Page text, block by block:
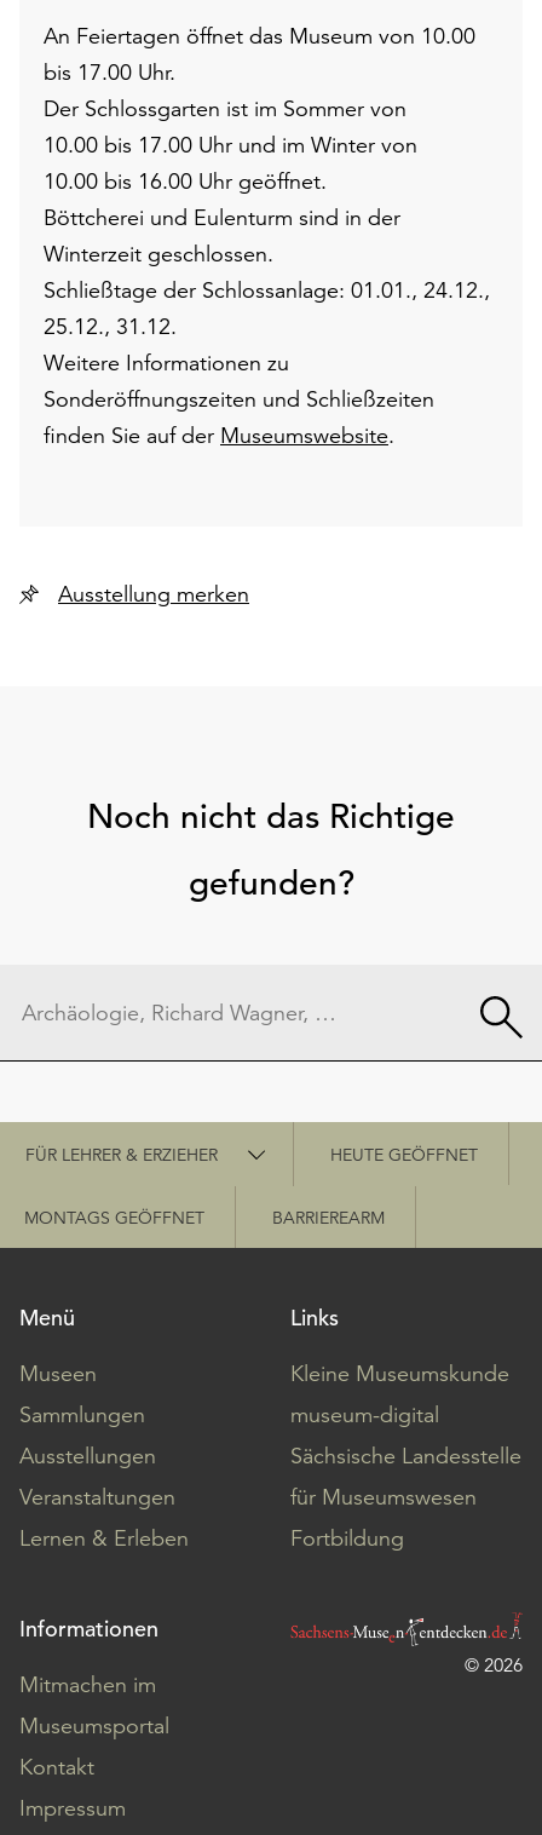
An Feiertagen öffnet das Museum von 10.00
bis 17.00 Uhr.
Der Schlossgarten ist im Sommer von
10.00 bis 17.00 Uhr und im Winter von
10.00 bis 16.00 Uhr geöffnet.
Böttcherei und Eulenturm sind in der
Winterzeit geschlossen.
Schließtage der Schlossanlage: 01.01., 24.12.,
25.12., 31.12.
Weitere Informationen zu
Sonderöffnungszeiten und Schließzeiten
finden Sie auf der Museumswebsite.
Ausstellung merken
Noch nicht das Richtige
gefunden?
Schnellzugriff
FÜR LEHRER & ERZIEHER HEUTE GEÖFFNET
MONTAGS GEÖFFNET BARRIEREARM
Menü
Museen
Sammlungen
Ausstellungen
Veranstaltungen
Lernen & Erleben
Links
Kleine Museumskunde
museum-digital
Sächsische Landesstelle
für Museumswesen
Fortbildung
Informationen
Mitmachen im
Museumsportal
Kontakt
Impressum
© 2026